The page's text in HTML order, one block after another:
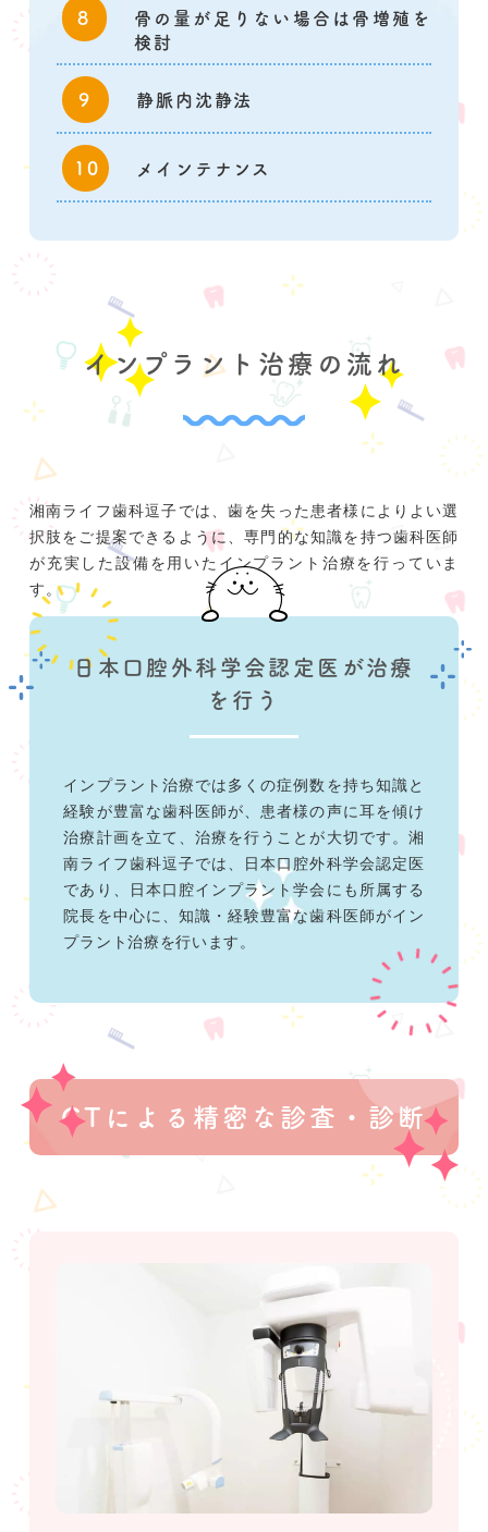
骨の量が足りない場合は骨増殖を
検討
静脈内沈静法
メインテナンス
インプラント治療の流れ
湘南ライフ歯科逗子では、歯を失った患者様によりよい選
択肢をご提案できるように、専門的な知識を持つ歯科医師
が充実した設備を用いたインプラント治療を行っていま
す。
日本口腔外科学会認定医が治療
を行う
インプラント治療では多くの症例数を持ち知識と
経験が豊富な歯科医師が、患者様の声に耳を傾け
治療計画を立て、治療を行うことが大切です。湘
南ライフ歯科逗子では、日本口腔外科学会認定医
であり、日本口腔インプラント学会にも所属する
院長を中心に、知識・経験豊富な歯科医師がイン
プラント治療を行います。
CTによる精密な診査・診断